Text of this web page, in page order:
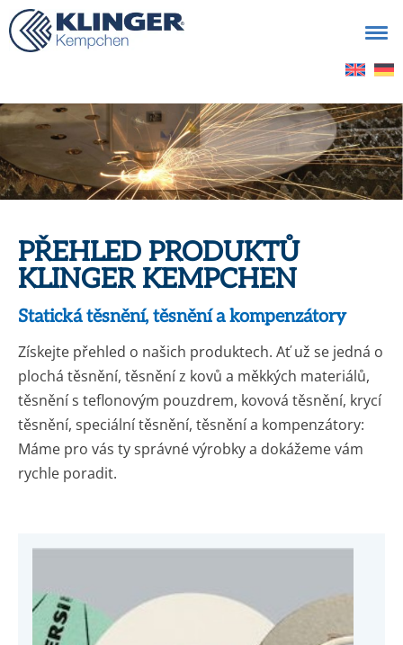
PŘEHLED PRODUKTŮ
KLINGER KEMPCHEN
Statická těsnění, těsnění a kompenzátory
Získejte přehled o našich produktech. Ať už se jedná o
plochá těsnění, těsnění z kovů a měkkých materiálů,
těsnění s teflonovým pouzdrem, kovová těsnění, krycí
těsnění, speciální těsnění, těsnění a kompenzátory:
Máme pro vás ty správné výrobky a dokážeme vám
rychle poradit.